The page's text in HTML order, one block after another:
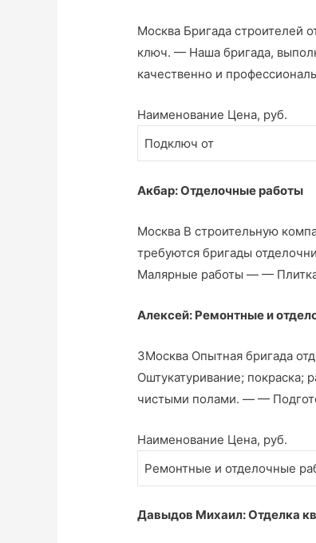
Москва Бригада строителей
ключ. — Наша бригада,
качественно и
Наименование Цена, руб.
Подключ от
Акбар: Отделочные работы
Москва В строительную
требуются бригады
Малярные работы — —
Алексей: Ремонтные и
3Москва Опытная бригада
Оштукатуривание; покраска;
чистыми полами. — —
Наименование Цена, руб.
Ремонтные и отделочные
Давыдов Михаил: Отделка